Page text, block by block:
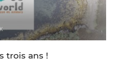
trois ans !